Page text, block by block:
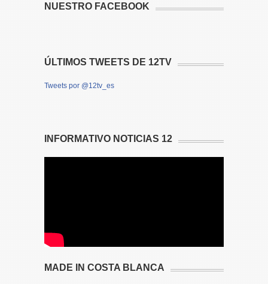
NUESTRO FACEBOOK
ÚLTIMOS TWEETS DE 12TV
Tweets por @12tv_es
INFORMATIVO NOTICIAS 12
MADE IN COSTA BLANCA